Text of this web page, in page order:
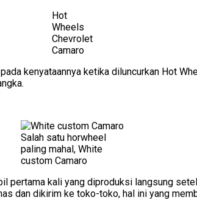
Hot
Wheels
Chevrolet
Camaro
kenyataannya ketika diluncurkan Hot
Salah satu horwheel
paling mahal, White
custom Camaro
pertama kali yang diproduksi langsung
dan dikirim ke toko-toko, hal ini yang